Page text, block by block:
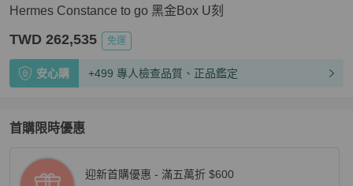
Hermes Constance to go 黑金Box U刻
TWD 262,535 免運
安心購 +499 專人檢查品質、正品鑑定
首購限時優惠
迎新首購優惠 - 滿五萬折 $600